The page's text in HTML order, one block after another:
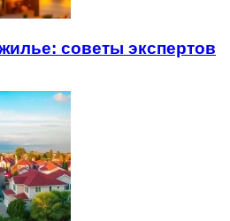
советы экспертов